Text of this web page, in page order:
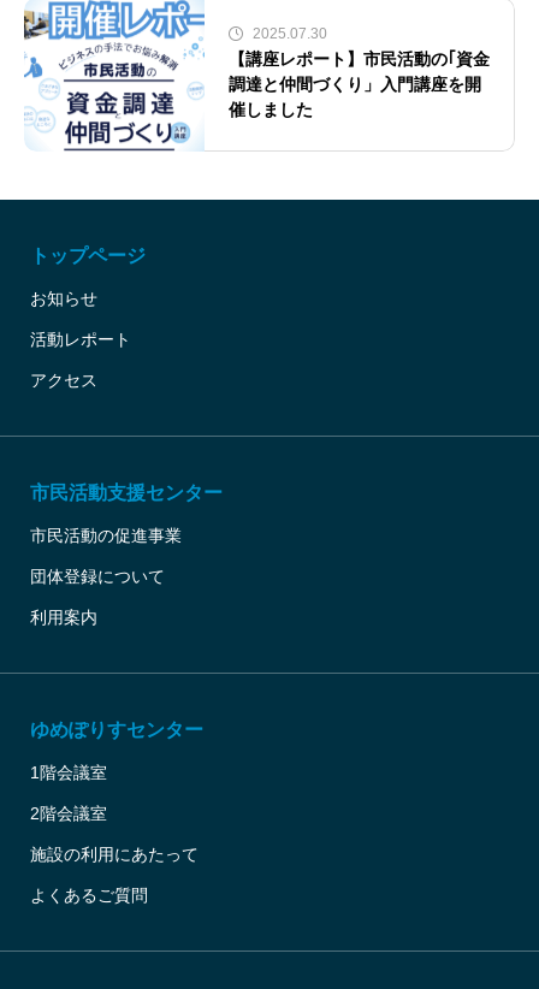
2025.07.30
【講座レポート】市民活動の｢資金
調達と仲間づくり」入門講座を開
催しました
トップページ
お知らせ
活動レポート
アクセス
市民活動支援センター
市民活動の促進事業
団体登録について
利用案内
ゆめぽりすセンター
1階会議室
2階会議室
施設の利用にあたって
よくあるご質問